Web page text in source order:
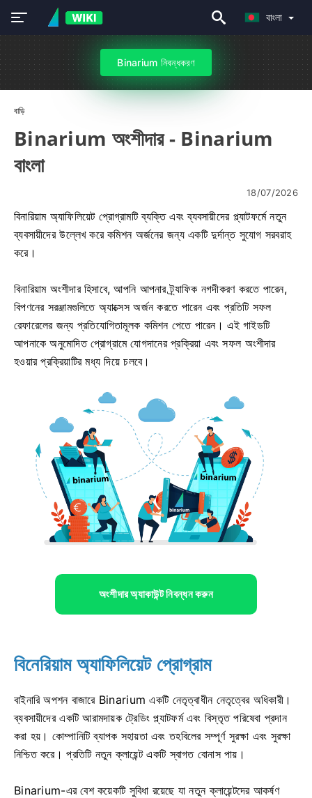
বাংলা
Binarium নিবন্ধকরণ
বাড়ি
Binarium অংশীদার - Binarium
বাংলা
18/07/2026
বিনারিয়াম অ্যাফিলিয়েট প্রোগ্রামটি ব্যক্তি এবং ব্যবসায়ীদের প্ল্যাটফর্মে নতুন
ব্যবসায়ীদের উল্লেখ করে কমিশন অর্জনের জন্য একটি দুর্দান্ত সুযোগ সরবরাহ
করে।
বিনারিয়াম অংশীদার হিসাবে, আপনি আপনার ট্র্যাফিক নগদীকরণ করতে পারেন,
বিপণনের সরঞ্জামগুলিতে অ্যাক্সেস অর্জন করতে পারেন এবং প্রতিটি সফল
রেফারেলের জন্য প্রতিযোগিতামূলক কমিশন পেতে পারেন। এই গাইডটি
আপনাকে অনুমোদিত প্রোগ্রামে যোগদানের প্রক্রিয়া এবং সফল অংশীদার
হওয়ার প্রক্রিয়াটির মধ্য দিয়ে চলবে।
অংশীদার অ্যাকাউন্ট নিবন্ধন করুন
বিনেরিয়াম অ্যাফিলিয়েট প্রোগ্রাম
বাইনারি অপশন বাজারে Binarium একটি নেতৃত্বাধীন নেতৃত্বের অধিকারী।
ব্যবসায়ীদের একটি আরামদায়ক ট্রেডিং প্ল্যাটফর্ম এবং বিস্তৃত পরিষেবা প্রদান
করা হয়। কোম্পানিটি ব্যাপক সহায়তা এবং তহবিলের সম্পূর্ণ সুরক্ষা এবং সুরক্ষা
নিশ্চিত করে। প্রতিটি নতুন ক্লায়েন্ট একটি স্বাগত বোনাস পায়।
Binarium-এর বেশ কয়েকটি সুবিধা রয়েছে যা নতুন ক্লায়েন্টদের আকর্ষণ